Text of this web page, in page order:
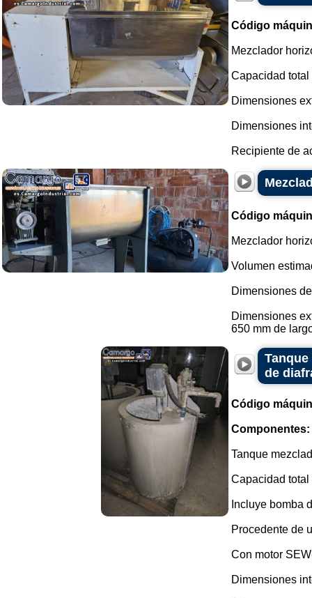
Código
Mezclador
Capacidad
Dimensiones
Dimensiones
Recipiente de
Código
Mezclador
Volumen
Dimensiones
Dimensiones
650 mm de
de
Código
Componentes:
Tanque
Capacidad
Incluye bomba
Procedente de
Con motor
Dimensiones